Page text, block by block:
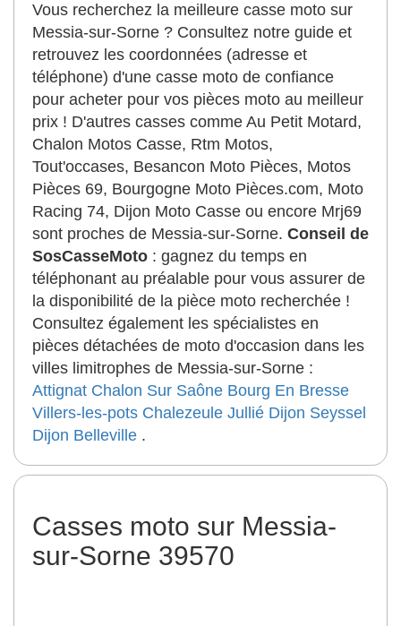
Vous recherchez la meilleure casse moto sur
Messia-sur-Sorne ? Consultez notre guide et
retrouvez les coordonnées (adresse et
téléphone) d'une casse moto de confiance
pour acheter pour vos pièces moto au meilleur
prix ! D'autres casses comme Au Petit Motard,
Chalon Motos Casse, Rtm Motos,
Tout'occases, Besancon Moto Pièces, Motos
Pièces 69, Bourgogne Moto Pièces.com, Moto
Racing 74, Dijon Moto Casse ou encore Mrj69
sont proches de Messia-sur-Sorne. Conseil de
SosCasseMoto : gagnez du temps en
téléphonant au préalable pour vous assurer de
la disponibilité de la pièce moto recherchée !
Consultez également les spécialistes en
pièces détachées de moto d'occasion dans les
villes limitrophes de Messia-sur-Sorne :
Attignat Chalon Sur Saône Bourg En Bresse
Villers-les-pots Chalezeule Jullié Dijon Seyssel
Dijon Belleville .
Casses moto sur Messia-
sur-Sorne 39570